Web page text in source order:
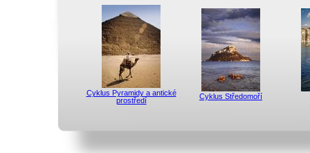
Cyklus Pyramidy a antické
prostředí
Cyklus Středomoří